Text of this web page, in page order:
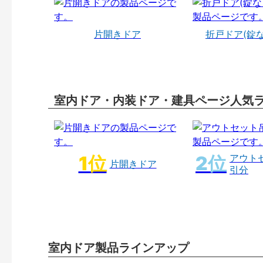
片開きドア 折戸ドア(錠
室内ドア・内装ドア・建具ページ人気
片開きドア
アウト
引分
室内ドア製品ラインアップ